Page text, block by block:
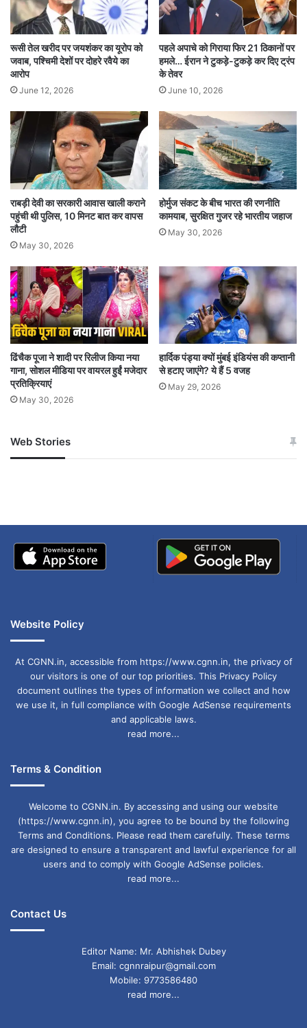
रूसी तेल खरीद पर जयशंकर का यूरोप को
जवाब, पश्चिमी देशों पर दोहरे रवैये का
आरोप
June 12, 2026
पहले अपाचे को गिराया फिर 21 ठिकानों पर
हमले… ईरान ने टुकड़े-टुकड़े कर दिए ट्रंप
के तेवर
June 10, 2026
राबड़ी देवी का सरकारी आवास खाली कराने
पहुंची थी पुलिस, 10 मिनट बात कर वापस
लौटी
May 30, 2026
होर्मुज संकट के बीच भारत की रणनीति
कामयाब, सुरक्षित गुजर रहे भारतीय जहाज
May 30, 2026
ढिंचैक पूजा ने शादी पर रिलीज किया नया
गाना, सोशल मीडिया पर वायरल हुईं मजेदार
प्रतिक्रियाएं
May 30, 2026
हार्दिक पंड्या क्यों मुंबई इंडियंस की कप्तानी
से हटाए जाएंगे? ये हैं 5 वजह
May 29, 2026
Web Stories
जम्मू-कश्मीर में बारिश से
अपडेट
खाई में धक्का… आरोपियों ने
Website Policy
At CGNN.in, accessible from https://www.cgnn.in, the privacy of
our visitors is one of our top priorities. This Privacy Policy
document outlines the types of information we collect and how
we use it, in full compliance with Google AdSense requirements
and applicable laws.
read more...
Terms & Condition
Welcome to CGNN.in. By accessing and using our website
(https://www.cgnn.in), you agree to be bound by the following
Terms and Conditions. Please read them carefully. These terms
are designed to ensure a transparent and lawful experience for all
users and to comply with Google AdSense policies.
read more...
Contact Us
Editor Name: Mr. Abhishek Dubey
Email: cgnnraipur@gmail.com
Mobile: 9773586480
read more...